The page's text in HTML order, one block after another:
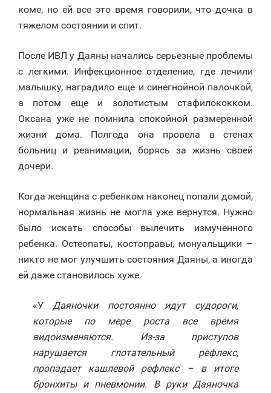
коме, но ей все это время говорили, что дочка в
тяжелом состоянии и спит.
После ИВЛ у Даяны начались серьезные проблемы
с легкими. Инфекционное отделение, где лечили
малышку, наградило еще и синегнойной палочкой,
а потом еще и золотистым стафилококком.
Оксана уже не помнила спокойной размеренной
жизни дома. Полгода она провела в стенах
больниц и реанимации, борясь за жизнь своей
дочери.
Когда женщина с ребенком наконец попали домой,
нормальная жизнь не могла уже вернутся. Нужно
было искать способы вылечить измученного
ребенка. Остеопаты, костоправы, монуальщики –
никто не мог улучшить состояния Даяны, а иногда
ей даже становилось хуже.
«У Даяночки постоянно идут судороги,
которые по мере роста все время
видоизменяются. Из-за приступов
нарушается глотательный рефлекс,
пропадает кашлевой рефлекс – в итоге
бронхиты и пневмонии. В руки Даяночка